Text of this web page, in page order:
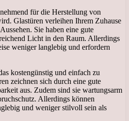
für die Herstellung von
Glastüren verleihen Ihrem Zuhause
Sie haben eine gute
Licht in den Raum. Allerdings
weniger langlebig und erfordern
kostengünstig und einfach zu
zeichnen sich durch eine gute
aus. Zudem sind sie wartungsarm
Allerdings können
und weniger stilvoll sein als